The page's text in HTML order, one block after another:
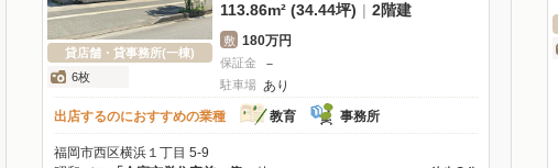
貸店舗・貸事務所(一棟)
6枚
113.86m² (34.44坪) | 2階建
敷 180万円
保証金 －
駐車場 あり
出店するのにおすすめの業種
教育 事務所
福岡市西区横浜１丁目 5-9